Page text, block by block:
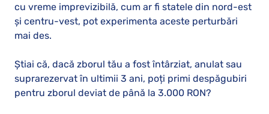
cu vreme imprevizibilă, cum ar fi statele din nord-est
și centru-vest, pot experimenta aceste perturbări
mai des.
Știai că, dacă zborul tău a fost întârziat, anulat sau
suprarezervat în ultimii 3 ani, poți primi despăgubiri
pentru zborul deviat de până la 3.000 RON?